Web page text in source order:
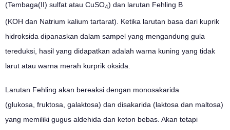
(Tembaga(II) sulfat atau CuSO4) dan larutan Fehling B
(KOH dan Natrium kalium tartarat). Ketika larutan basa dari kuprik
hidroksida dipanaskan dalam sampel yang mengandung gula
tereduksi, hasil yang didapatkan adalah warna kuning yang tidak
larut atau warna merah kurprik oksida.
Larutan Fehling akan bereaksi dengan monosakarida
(glukosa, fruktosa, galaktosa) dan disakarida (laktosa dan maltosa)
yang memiliki gugus aldehida dan keton bebas. Akan tetapi